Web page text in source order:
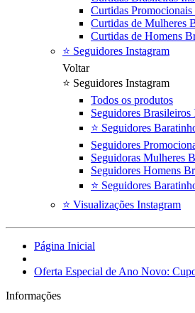
Curtidas Promocionais
Curtidas de Mulheres
Curtidas de Homens
⭐ Seguidores Instagram
Voltar
⭐ Seguidores Instagram
Todos os produtos
Seguidores Brasileiros
⭐ Seguidores
Seguidores
Seguidoras Mulheres
Seguidores Homens
⭐ Seguidores
⭐ Visualizações Instagram
Página Inicial
Oferta Especial de Ano Novo:
Informações